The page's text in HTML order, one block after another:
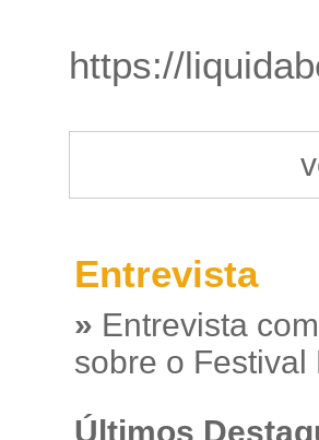
https://
Entrevista
» Entrevista
sobre o Festival
Últimos